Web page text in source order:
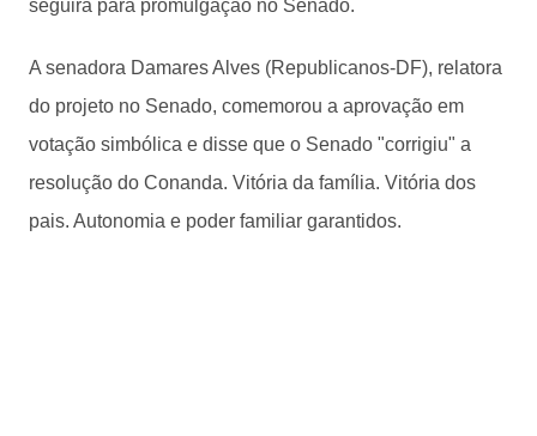
seguirá para promulgação no Senado.
A senadora Damares Alves (Republicanos-DF), relatora
do projeto no Senado, comemorou a aprovação em
votação simbólica e disse que o Senado "corrigiu" a
resolução do Conanda. Vitória da família. Vitória dos
pais. Autonomia e poder familiar garantidos.